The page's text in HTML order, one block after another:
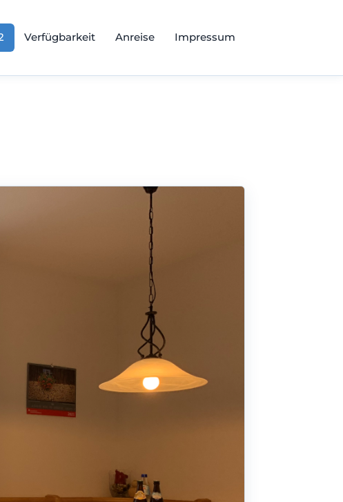
Verfügbarkeit Anreise Impressum